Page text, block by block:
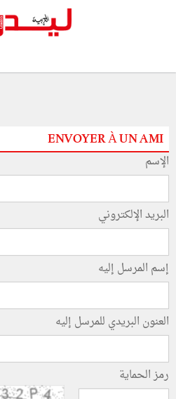
ENVOYER À UN AMI
الإسم
البريد الإلكتروني
إسم المرسل إليه
العنون البريدي للمرسل إليه
رمز الحماية